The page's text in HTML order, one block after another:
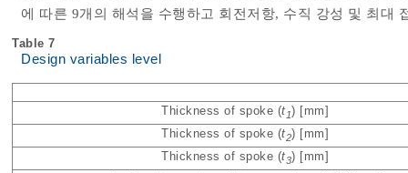
에 따른 9개의 해석을 수행하고 회전저항, 수직 강성 및 최대
Table 7
Design variables level
Thickness of spoke (t1) [mm]
Thickness of spoke (t2) [mm]
Thickness of spoke (t3) [mm]